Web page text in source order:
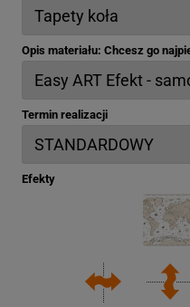
Opis materiału: Chcesz go
Termin realizacji
Efekty